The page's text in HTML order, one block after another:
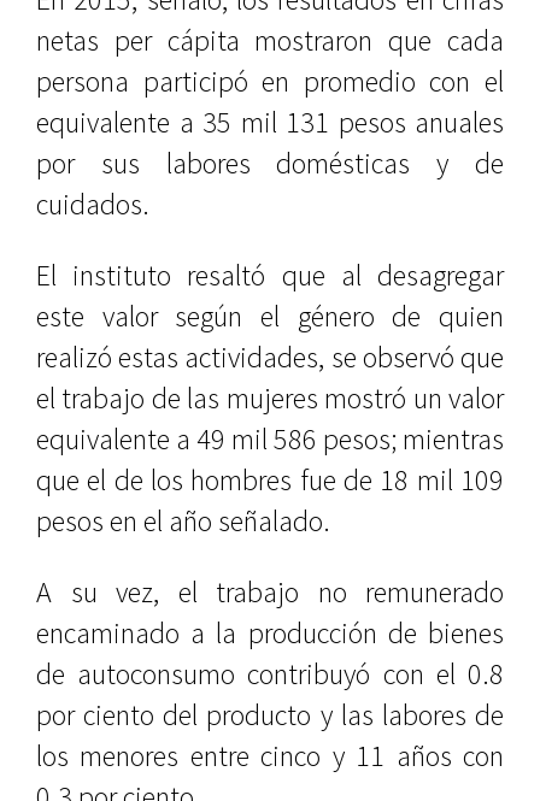
netas per cápita mostraron que cada
persona participó en promedio con el
equivalente a 35 mil 131 pesos anuales
por sus labores domésticas y de
cuidados.
El instituto resaltó que al desagregar
este valor según el género de quien
realizó estas actividades, se observó que
el trabajo de las mujeres mostró un valor
equivalente a 49 mil 586 pesos; mientras
que el de los hombres fue de 18 mil 109
pesos en el año señalado.
A su vez, el trabajo no remunerado
encaminado a la producción de bienes
de autoconsumo contribuyó con el 0.8
por ciento del producto y las labores de
los menores entre cinco y 11 años con